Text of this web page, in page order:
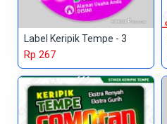
Label Keripik Tempe - 3
Rp 267